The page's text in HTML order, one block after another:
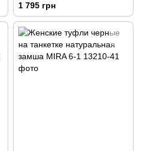
1 795 грн